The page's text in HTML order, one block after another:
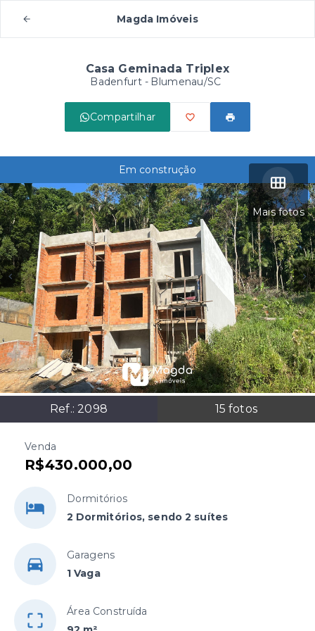
Magda Imóveis
Casa Geminada Triplex
Badenfurt - Blumenau/SC
Compartilhar
Mais fotos
Ref.: 2098 15 fotos
Em construção
Venda
R$430.000,00
Dormitórios
2 Dormitórios, sendo 2 suítes
Garagens
1 Vaga
Área Construída